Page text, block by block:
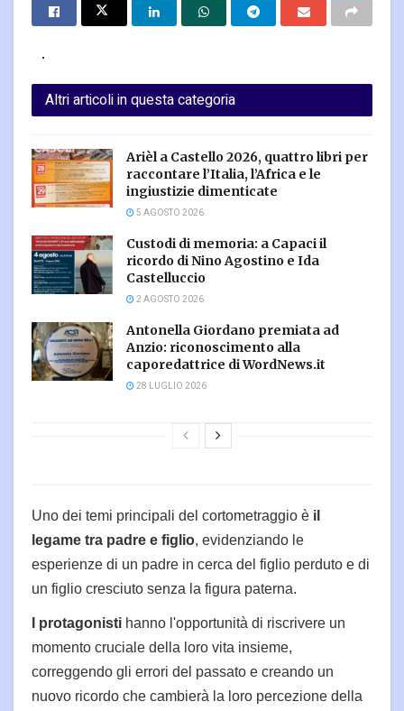
Altri articoli in questa categoria
Arièl a Castello 2026, quattro libri per
raccontare l’Italia, l’Africa e le
ingiustizie dimenticate
5 AGOSTO 2026
Custodi di memoria: a Capaci il
ricordo di Nino Agostino e Ida
Castelluccio
2 AGOSTO 2026
Antonella Giordano premiata ad
Anzio: riconoscimento alla
caporedattrice di WordNews.it
28 LUGLIO 2026
Uno dei temi principali del cortometraggio è il
legame tra padre e figlio, evidenziando le
esperienze di un padre in cerca del figlio perduto e di
un figlio cresciuto senza la figura paterna.
I protagonisti hanno l'opportunità di riscrivere un
momento cruciale della loro vita insieme,
correggendo gli errori del passato e creando un
nuovo ricordo che cambierà la loro percezione della